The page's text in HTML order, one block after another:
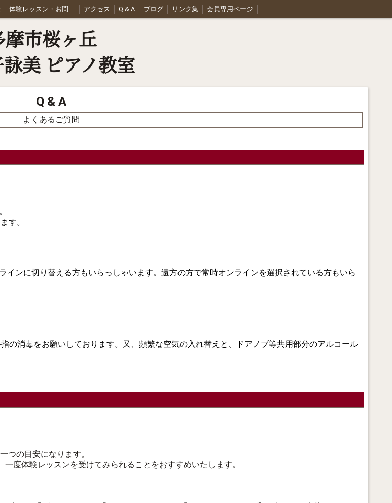
体験レッスン・お問合せ アクセス Q & A ブログ リンク集 会員専用ページ
摩市桜ヶ丘
美 ピアノ教室
Q & A
よくあるご質問
す。
ンに切り替える方もいらっしゃいます。遠方の方で常時オンラインを選択されている方もいら
の消毒をお願いしております。又、頻繁な空気の入れ替えと、ドアノブ等共用部分のアルコール
つの目安になります。
度体験レッスンを受けてみられることをおすすめいたします。